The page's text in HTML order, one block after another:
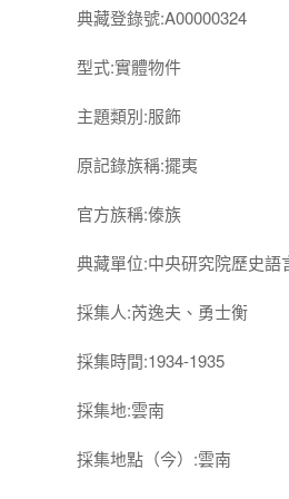
典藏登錄號:A00000324
型式:實體物件
主題類別:服飾
原記錄族稱:擺夷
官方族稱:傣族
典藏單位:中央研究院歷史語
採集人:芮逸夫、勇士衡
採集時間:1934-1935
採集地:雲南
採集地點（今）:雲南